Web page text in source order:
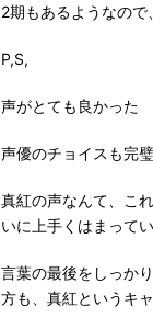
2期もあるようなので
P,S,
声がとても良かった
声優のチョイスも完
真紅の声なんて、こ
いに上手くはまってい
言葉の最後をしっか
方も、真紅というキ